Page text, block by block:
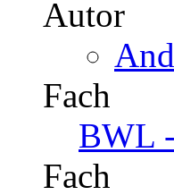
Preis
US$
Die